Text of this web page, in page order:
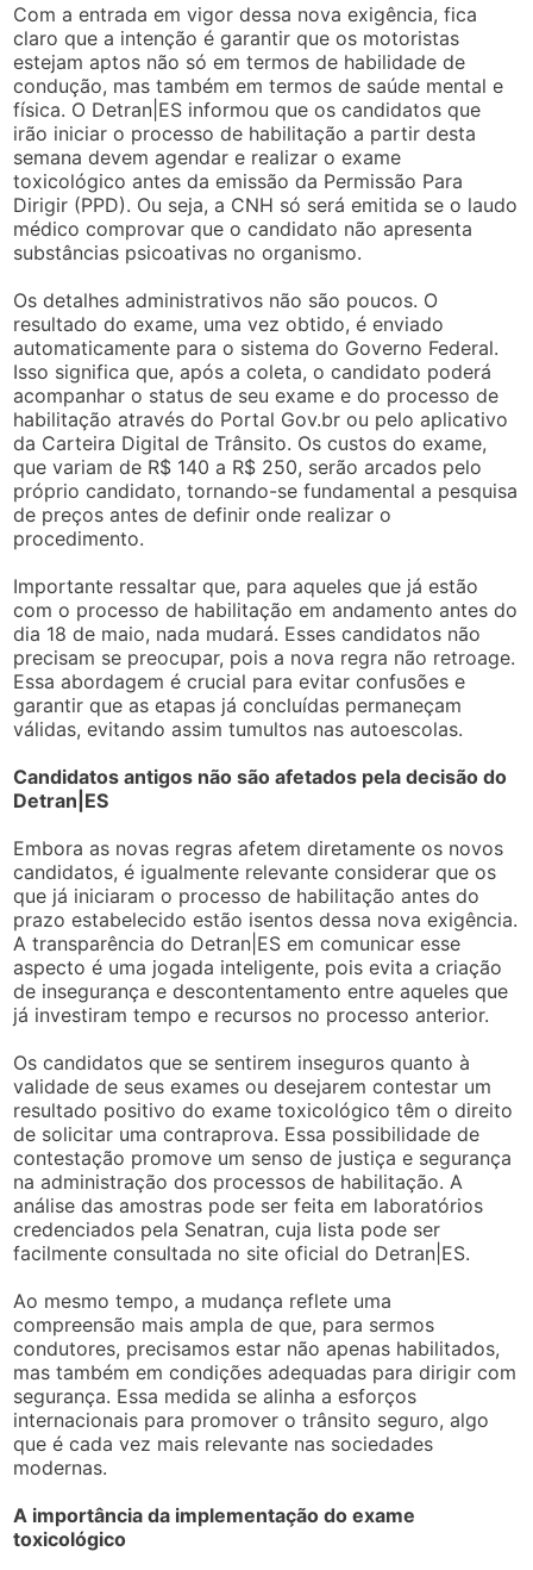
Com a entrada em vigor dessa nova exigência, fica
claro que a intenção é garantir que os motoristas
estejam aptos não só em termos de habilidade de
condução, mas também em termos de saúde mental e
física. O Detran|ES informou que os candidatos que
irão iniciar o processo de habilitação a partir desta
semana devem agendar e realizar o exame
toxicológico antes da emissão da Permissão Para
Dirigir (PPD). Ou seja, a CNH só será emitida se o laudo
médico comprovar que o candidato não apresenta
substâncias psicoativas no organismo.
Os detalhes administrativos não são poucos. O
resultado do exame, uma vez obtido, é enviado
automaticamente para o sistema do Governo Federal.
Isso significa que, após a coleta, o candidato poderá
acompanhar o status de seu exame e do processo de
habilitação através do Portal Gov.br ou pelo aplicativo
da Carteira Digital de Trânsito. Os custos do exame,
que variam de R$ 140 a R$ 250, serão arcados pelo
próprio candidato, tornando-se fundamental a pesquisa
de preços antes de definir onde realizar o
procedimento.
Importante ressaltar que, para aqueles que já estão
com o processo de habilitação em andamento antes do
dia 18 de maio, nada mudará. Esses candidatos não
precisam se preocupar, pois a nova regra não retroage.
Essa abordagem é crucial para evitar confusões e
garantir que as etapas já concluídas permaneçam
válidas, evitando assim tumultos nas autoescolas.
Candidatos antigos não são afetados pela decisão do
Detran|ES
Embora as novas regras afetem diretamente os novos
candidatos, é igualmente relevante considerar que os
que já iniciaram o processo de habilitação antes do
prazo estabelecido estão isentos dessa nova exigência.
A transparência do Detran|ES em comunicar esse
aspecto é uma jogada inteligente, pois evita a criação
de insegurança e descontentamento entre aqueles que
já investiram tempo e recursos no processo anterior.
Os candidatos que se sentirem inseguros quanto à
validade de seus exames ou desejarem contestar um
resultado positivo do exame toxicológico têm o direito
de solicitar uma contraprova. Essa possibilidade de
contestação promove um senso de justiça e segurança
na administração dos processos de habilitação. A
análise das amostras pode ser feita em laboratórios
credenciados pela Senatran, cuja lista pode ser
facilmente consultada no site oficial do Detran|ES.
Ao mesmo tempo, a mudança reflete uma
compreensão mais ampla de que, para sermos
condutores, precisamos estar não apenas habilitados,
mas também em condições adequadas para dirigir com
segurança. Essa medida se alinha a esforços
internacionais para promover o trânsito seguro, algo
que é cada vez mais relevante nas sociedades
modernas.
A importância da implementação do exame
toxicológico